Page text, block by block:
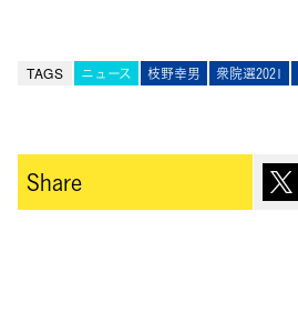
TAGS ニュース 枝野幸男 衆院選2021
Share